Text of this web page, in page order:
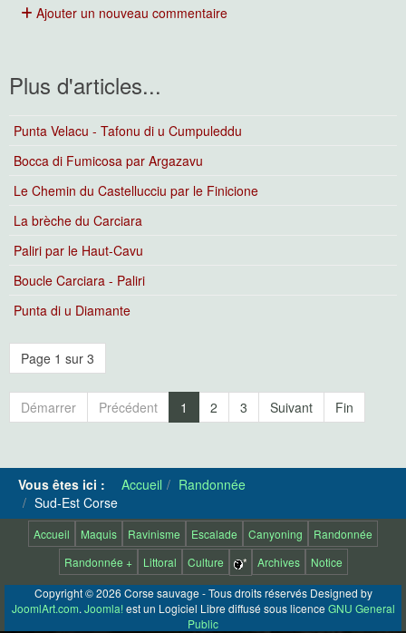
Ajouter un nouveau commentaire
Plus d'articles...
Punta Velacu - Tafonu di u Cumpuleddu
Bocca di Fumicosa par Argazavu
Le Chemin du Castellucciu par le Finicione
La brèche du Carciara
Paliri par le Haut-Cavu
Boucle Carciara - Paliri
Punta di u Diamante
Page 1 sur 3
Démarrer Précédent 1 2 3 Suivant Fin
Vous êtes ici : Accueil
Randonnée
Sud-Est Corse
Accueil Maquis Ravinisme Escalade Canyoning
Randonnée
Randonnée +
Littoral Culture * Archives
Notice
Copyright © 2026 Corse sauvage - Tous droits réservés Designed by
JoomlArt.com. Joomla!est un Logiciel Libre diffusé sous licenceGNU General
Public